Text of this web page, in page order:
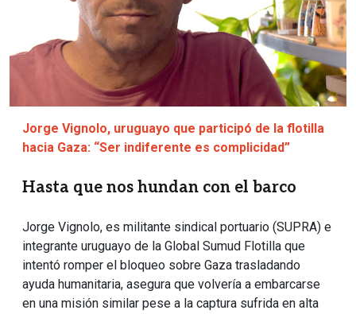
Jorge Vignolo, uruguayo que participó de la flotilla
hacia Gaza: “Ser indiferente es complicidad”
Hasta que nos hundan con el barco
Jorge Vignolo, es militante sindical portuario (SUPRA) e
integrante uruguayo de la Global Sumud Flotilla que
intentó romper el bloqueo sobre Gaza trasladando
ayuda humanitaria, asegura que volvería a embarcarse
en una misión similar pese a la captura sufrida en alta